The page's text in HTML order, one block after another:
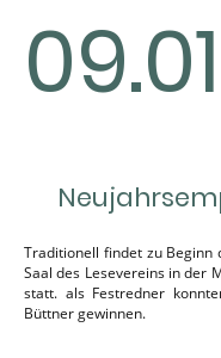
09.01
Traditionell findet zu Beginn
Saal des Lesevereins in der
statt. als Festredner
Büttner gewinnen.